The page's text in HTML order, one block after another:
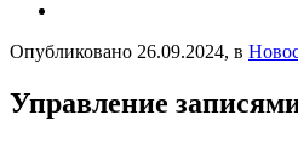
Опубликовано 26.09.2024, в
Управление